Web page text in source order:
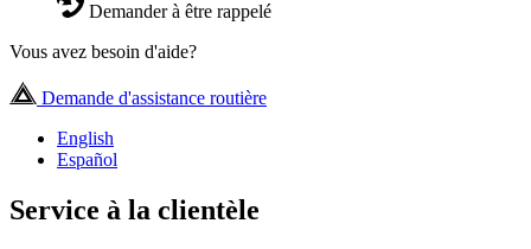
Demander à être rappelé
Vous avez besoin d'aide?
Demande d'assistance routière
English
Español
Service à la clientèle